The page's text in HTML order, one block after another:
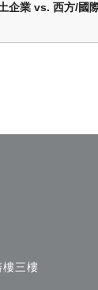
企業 vs. 西方/國
三樓